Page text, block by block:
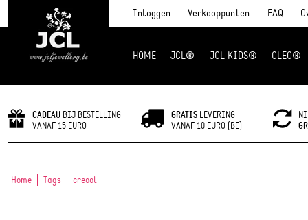
Inloggen Verkooppunten FAQ
HOME JCL® JCL KIDS® CLEO®
CADEAU BIJ BESTELLING
VANAF 15 EURO
GRATISLEVERING
VANAF 10 EURO (BE)
Home Tags creool